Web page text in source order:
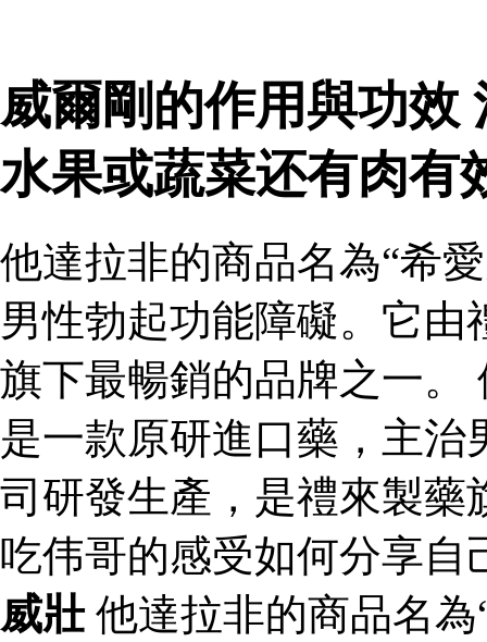
威爾剛的作用與功效
水果或蔬菜还有肉有
他達拉非的商品名為“希
男性勃起功能障礙。它
旗下最暢銷的品牌之一。
是一款原研進口藥，主
司研發生產，是禮來製藥
吃伟哥的感受如何分享
威壯他達拉非的商品名為